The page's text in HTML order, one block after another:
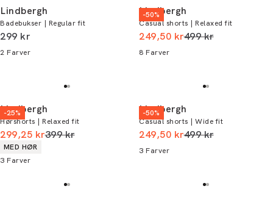
Lindbergh
Badebukser | Regular fit
I alt (inkl. rabat)
299 kr
2 Farver
-50%
Lindbergh
Casual shorts | Relaxed fit
249,50 krI alt (uden rabat)
499 kr
8 Farver
-25%
Lindbergh
Hørshorts | Relaxed fit
299,25 krI alt (uden rabat)
399 kr
Produkt egenskaber
MED HØR
3 Farver
-50%
Lindbergh
Casual shorts | Wide fit
249,50 krI alt (uden rabat)
499 kr
3 Farver